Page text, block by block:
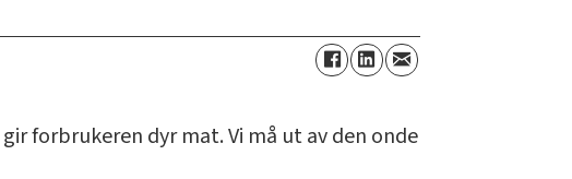
forbrukeren dyr mat. Vi må ut av den onde